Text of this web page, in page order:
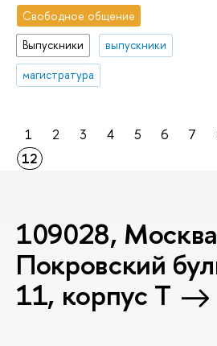
Свободное общение
Выпускники
выпускники
магистратура
1 2 3 4 5 6 7
12
109028,
Покровский
11, корпус T